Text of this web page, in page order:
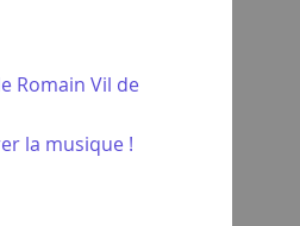
Romain Vil de
la musique !